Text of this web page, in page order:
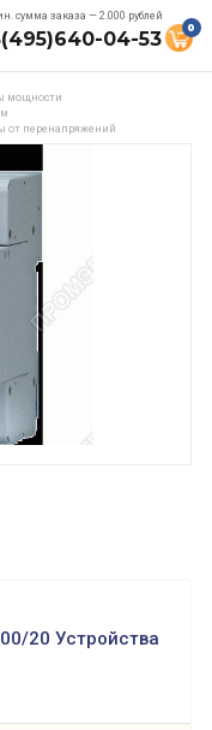
сумма заказа — 2.000 рублей
04-53 0
мощности
от перенапряжений
20 Устройства